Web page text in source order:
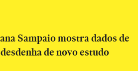
Sampaio mostra dados de
de novo estudo